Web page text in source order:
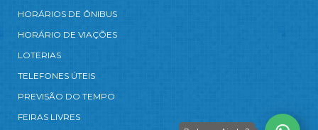
HORÁRIOS DE ÔNIBUS
HORÁRIO DE VIAÇÕES
LOTERIAS
TELEFONES ÚTEIS
PREVISÃO DO TEMPO
FEIRAS LIVRES